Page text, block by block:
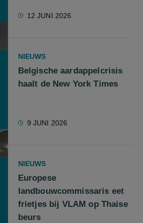
12 JUNI 2026
NIEUWS
Belgische aardappelcrisis
haalt de New York Times
9 JUNI 2026
NIEUWS
Europese
landbouwcommissaris eet
frietjes bij VLAM op Thaise
beurs